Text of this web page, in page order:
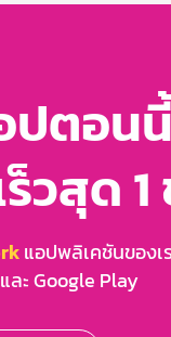
ปตอน
วสุด 1
แอปพลิเคชันของเ
ละ Google Play